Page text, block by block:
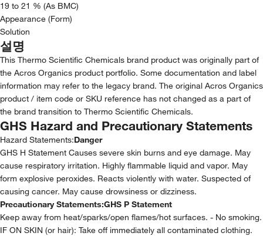
19 to 21 % (As BMC)
Appearance (Form)
Solution
설명
This Thermo Scientific Chemicals brand product was originally part of
the Acros Organics product portfolio. Some documentation and label
information may refer to the legacy brand. The original Acros Organics
product / item code or SKU reference has not changed as a part of
the brand transition to Thermo Scientific Chemicals.
GHS Hazard and Precautionary Statements
Hazard Statements:Danger
GHS H Statement Causes severe skin burns and eye damage. May
cause respiratory irritation. Highly flammable liquid and vapor. May
form explosive peroxides. Reacts violently with water. Suspected of
causing cancer. May cause drowsiness or dizziness.
Precautionary Statements:GHS P Statement
Keep away from heat/sparks/open flames/hot surfaces. - No smoking.
IF ON SKIN (or hair): Take off immediately all contaminated clothing.